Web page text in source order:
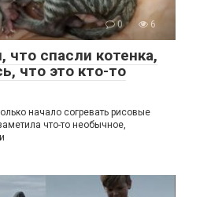
0 6
что спасли котенка,
что это кто-то
начало согревать рисовые
что-то необычное,